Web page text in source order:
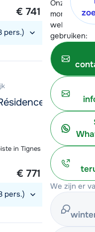
Onze
moment
wel alvast
gebruiken:
We zijn er
€ 741 per persoon
pers.)
Le Lodge
in Tignes 1800
1 week vanaf
€ 771 per persoon
pers.)